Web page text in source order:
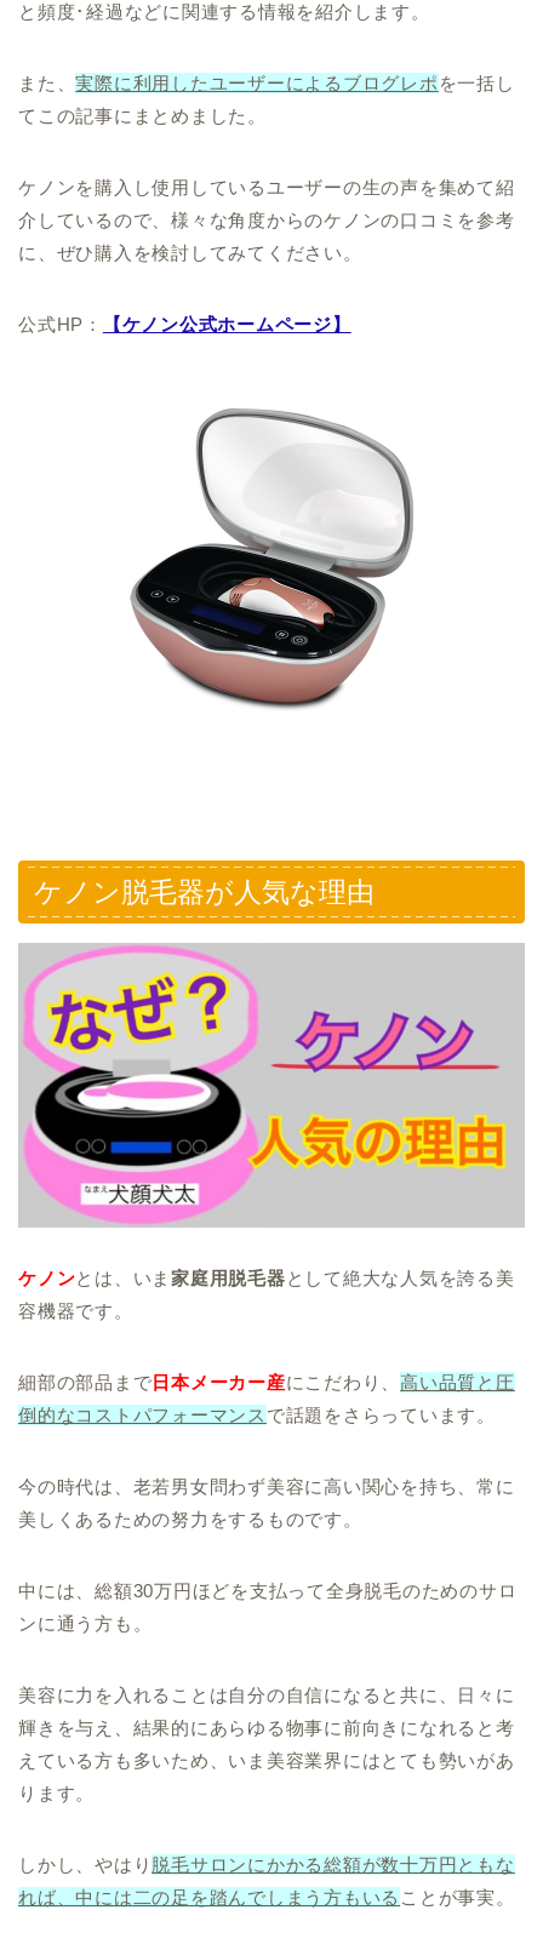
と頻度･経過などに関連する情報を紹介します。
また、実際に利用したユーザーによるブログレポ を一括し
てこの記事にまとめました。
ケノンを購入し使用しているユーザーの生の声を集めて紹
介しているので、様々な角度からのケノンの口コミを参考
に、ぜひ購入を検討してみてください。
公式HP： 【ケノン公式ホームページ】
ケノン脱毛器が人気な理由
ケノンとは、いま家庭用脱毛器として絶大な人気を誇る美
容機器です。
細部の部品まで 日本メーカー産にこだわり、高い品質と圧
倒的なコストパフォーマンス で話題をさらっています。
今の時代は、老若男女問わず美容に高い関心を持ち、常に
美しくあるための努力をするものです。
中には、総額30万円ほどを支払って全身脱毛のためのサロ
ンに通う方も。
美容に力を入れることは自分の自信になると共に、日々に
輝きを与え、結果的にあらゆる物事に前向きになれると考
えている方も多いため、いま美容業界にはとても勢いがあ
ります。
しかし、やはり 脱毛サロンにかかる総額が数十万円ともな
れば、中には二の足を踏んでしまう方もいる ことが事実。